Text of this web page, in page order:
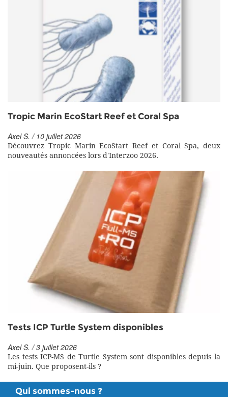
Tropic Marin EcoStart Reef et Coral Spa
Axel S. / 10 juillet 2026
Découvrez Tropic Marin EcoStart Reef et Coral Spa, deux
nouveautés annoncées lors d'Interzoo 2026.
Tests ICP Turtle System disponibles
Axel S. / 3 juillet 2026
Les tests ICP-MS de Turtle System sont disponibles depuis la
mi-juin. Que proposent-ils ?
Qui sommes-nous ?